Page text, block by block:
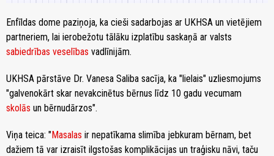
Enfīldas dome paziņoja, ka cieši sadarbojas ar UKHSA un vietējiem
partneriem, lai ierobežotu tālāku izplatību saskaņā ar valsts
sabiedrības veselības vadlīnijām.
UKHSA pārstāve Dr. Vanesa Saliba sacīja, ka "lielais" uzliesmojums
"galvenokārt skar nevakcinētus bērnus līdz 10 gadu vecumam
skolās un bērnudārzos".
Viņa teica: "Masalas ir nepatīkama slimība jebkuram bērnam, bet
dažiem tā var izraisīt ilgstošas ​​komplikācijas un traģisku nāvi, taču